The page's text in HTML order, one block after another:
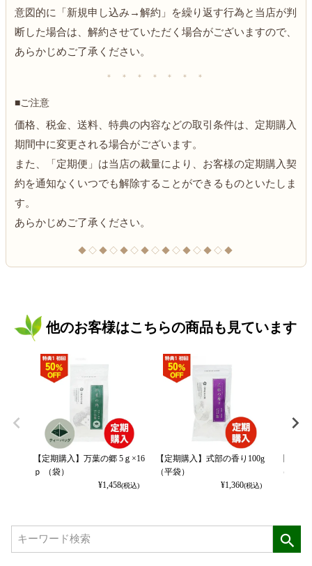
意図的に「新規申し込み→解約」を繰り返す行為と当店が判
断した場合は、解約させていただく場合がございますので、
あらかじめご了承ください。
＊ ＊ ＊ ＊ ＊ ＊ ＊
■ご注意
価格、税金、送料、特典の内容などの取引条件は、定期購入
期間中に変更される場合がございます。
また、「定期便」は当店の裁量により、お客様の定期購入契
約を通知なくいつでも解除することができるものといたしま
す。
あらかじめご了承ください。
◆◇◆◇◆◇◆◇◆◇◆◇◆◇◆
他のお客様はこちらの商品も見ています
【定期購入】万葉の郷 5ｇ×16
ｐ （袋）
¥1,458(税込)
【定期購入】式部の香り100g
（平袋）
¥1,360(税込)
（平袋）